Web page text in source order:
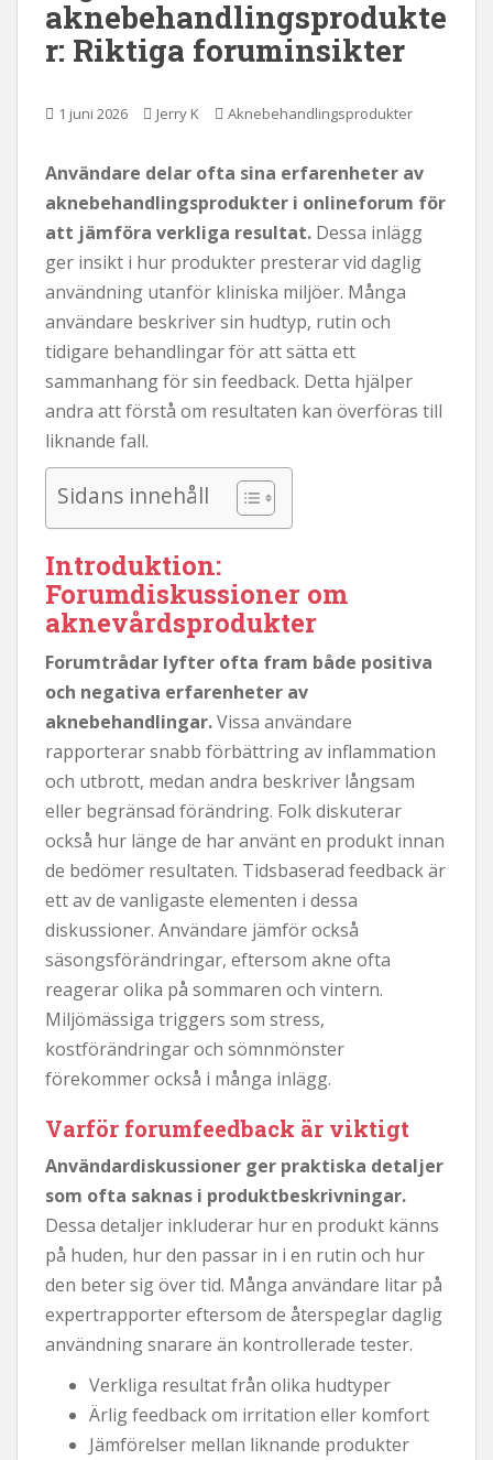
aknebehandlingsprodukte
r: Riktiga foruminsikter
1 juni 2026 Jerry K Aknebehandlingsprodukter
Användare delar ofta sina erfarenheter av
aknebehandlingsprodukter i onlineforum för
att jämföra verkliga resultat. Dessa inlägg
ger insikt i hur produkter presterar vid daglig
användning utanför kliniska miljöer. Många
användare beskriver sin hudtyp, rutin och
tidigare behandlingar för att sätta ett
sammanhang för sin feedback. Detta hjälper
andra att förstå om resultaten kan överföras till
liknande fall.
Sidans innehåll
Introduktion:
Forumdiskussioner om
aknevårdsprodukter
Forumtrådar lyfter ofta fram både positiva
och negativa erfarenheter av
aknebehandlingar.Vissa användare
rapporterar snabb förbättring av inflammation
och utbrott, medan andra beskriver långsam
eller begränsad förändring. Folk diskuterar
också hur länge de har använt en produkt innan
de bedömer resultaten. Tidsbaserad feedback är
ett av de vanligaste elementen i dessa
diskussioner. Användare jämför också
säsongsförändringar, eftersom akne ofta
reagerar olika på sommaren och vintern.
Miljömässiga triggers som stress,
kostförändringar och sömnmönster
förekommer också i många inlägg.
Varför forumfeedback är viktigt
Användardiskussioner ger praktiska detaljer
som ofta saknas i produktbeskrivningar.
Dessa detaljer inkluderar hur en produkt känns
på huden, hur den passar in i en rutin och hur
den beter sig över tid. Många användare litar på
expertrapporter eftersom de återspeglar daglig
användning snarare än kontrollerade tester.
Verkliga resultat från olika hudtyper
Ärlig feedback om irritation eller komfort
Jämförelser mellan liknande produkter